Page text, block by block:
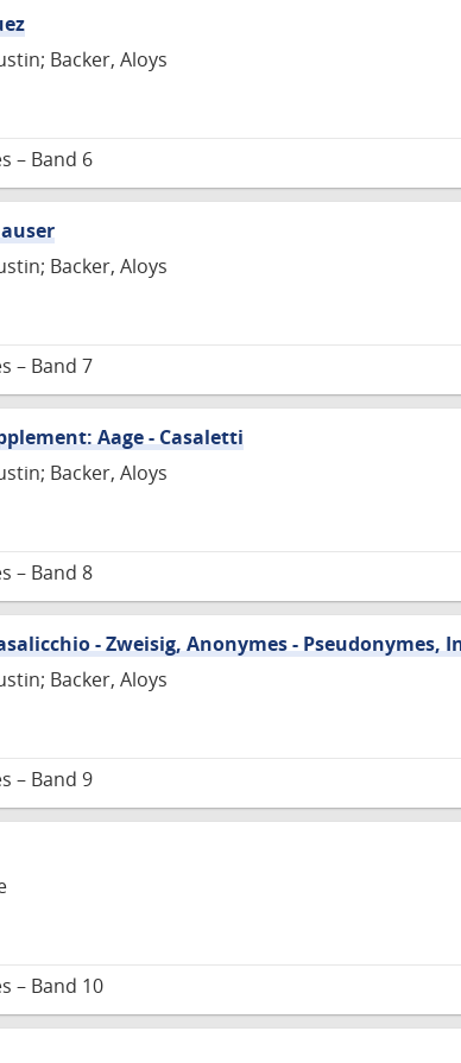
Backer, Aloys
– Band 6
Backer, Aloys
– Band 7
Aage - Casaletti
Backer, Aloys
– Band 8
- Zweisig, Anonymes - Pseudonymes,
Backer, Aloys
– Band 9
– Band 10